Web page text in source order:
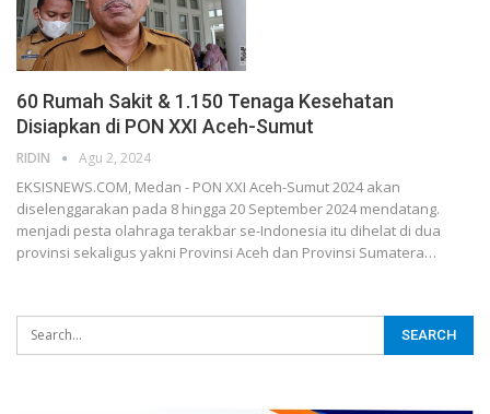
60 Rumah Sakit & 1.150 Tenaga Kesehatan
Disiapkan di PON XXI Aceh-Sumut
RIDIN Agu 2, 2024
EKSISNEWS.COM, Medan - PON XXI Aceh-Sumut 2024 akan
diselenggarakan pada 8 hingga 20 September 2024 mendatang.
menjadi pesta olahraga terakbar se-Indonesia itu dihelat di dua
provinsi sekaligus yakni Provinsi Aceh dan Provinsi Sumatera…